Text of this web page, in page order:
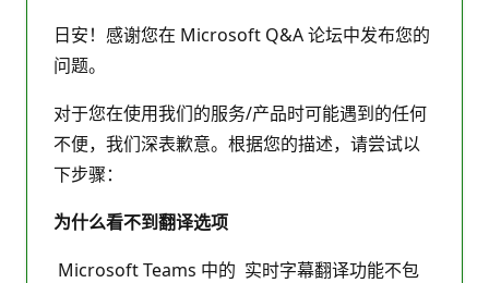
日安！感谢您在 Microsoft Q&A 论坛中发布您的
问题。
对于您在使用我们的服务/产品时可能遇到的任何
不便，我们深表歉意。根据您的描述，请尝试以
下步骤：
为什么看不到翻译选项
Microsoft Teams 中的 实时字幕翻译功能不包